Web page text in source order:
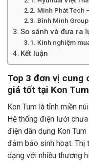
Minh Phát Tech
Bình Minh
So sánh và đưa ra
Kinh nghiệm
Kết luận
Top 3 đơn vị cung
giá tốt tại Kon Tum
Kon Tum là tỉnh miền
Hệ thống điện lưới
điện dân dụng Kon Tum
đảm bảo sinh hoạt. Thị
dạng với nhiều thương